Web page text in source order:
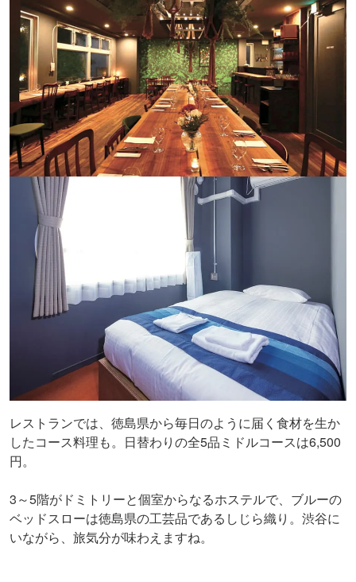
レストランでは、徳島県から毎日のように届く食材を生か
したコース料理も。日替わりの全5品ミドルコースは6,500
円。
3～5階がドミトリーと個室からなるホステルで、ブルーの
ベッドスローは徳島県の工芸品であるしじら織り。渋谷に
いながら、旅気分が味わえますね。